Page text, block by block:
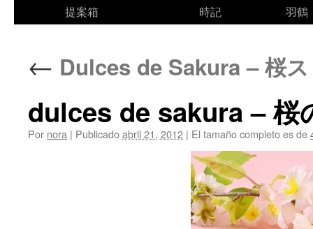
提案箱
時記
羽鶴
← Dulces de Sakura – 桜
dulces de sakura – 桜
Por nora | Publicadoabril 21, 2012 | El tamaño completo es de